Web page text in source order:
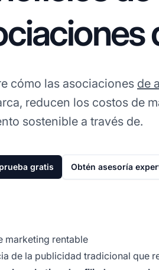
cómo las asociaciones de
reducen los costos de
sostenible a través de.
gratis Obtén asesoría
marketing rentable
de la publicidad tradicional que